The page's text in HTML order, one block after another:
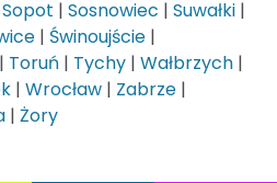
Sopot | Sosnowiec | Suwałki |
| Świnoujście |
| Toruń | Tychy | Wałbrzych |
| Wrocław | Zabrze |
| Żory